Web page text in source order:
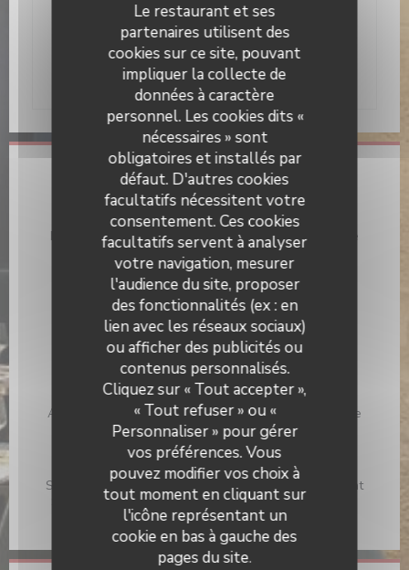
Le restaurant et ses
partenaires utilisent des
cookies sur ce site, pouvant
impliquer la collecte de
données à caractère
personnel. Les cookies dits «
nécessaires » sont
obligatoires et installés par
défaut. D'autres cookies
facultatifs nécessitent votre
consentement. Ces cookies
facultatifs servent à analyser
votre navigation, mesurer
l'audience du site, proposer
des fonctionnalités (ex : en
lien avec les réseaux sociaux)
ou afficher des publicités ou
contenus personnalisés.
Cliquez sur « Tout accepter »,
« Tout refuser » ou «
Personnaliser » pour gérer
vos préférences. Vous
pouvez modifier vos choix à
tout moment en cliquant sur
l'icône représentant un
cookie en bas à gauche des
pages du site.
Max et Nico
Infos pratiques
Cuisine
Fait maison, Produits Locaux , Vegan Friendly, Cuisine
Locale, Produits frais, Cuisine Moderne, Cuisine
Traditionnelle, Française revisitée , Française
Traditionnelle
Type de restaurant
Cuisine moderne et bistrot authentique, Restaurant
Traditionnel
Services
Air conditionné - Climatisation, Terrasse, Recharge de
mobiles & tablettes, Accès wifi gratuit
Moyens de paiement
Sans Contact, Apple Pay, Bon de commande, Paiement
Sans Contact, Virement bancaire, Espèces, Chèques,
Eurocard/Mastercard, Visa, Carte Bleue